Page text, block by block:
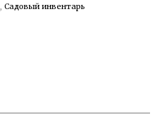
Садовый инвентарь